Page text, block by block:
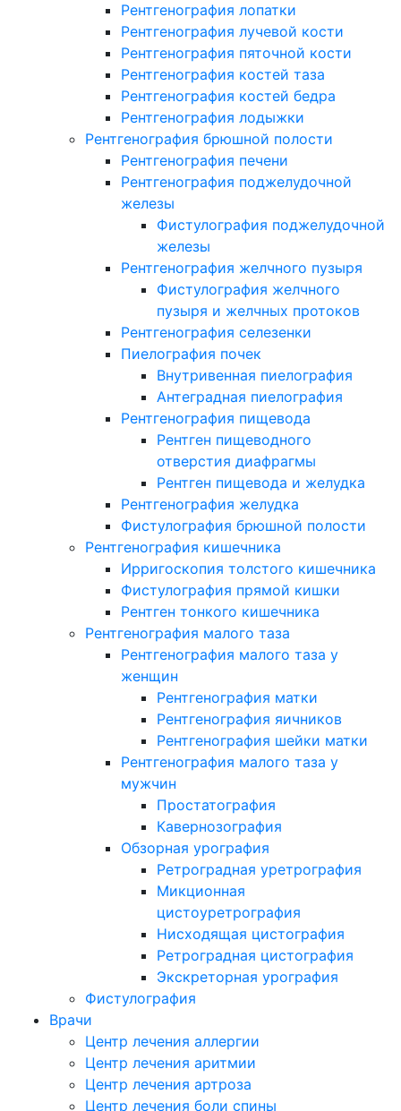
Рентгенография лопатки
Рентгенография лучевой кости
Рентгенография пяточной кости
Рентгенография костей таза
Рентгенография костей бедра
Рентгенография лодыжки
Рентгенография брюшной полости
Рентгенография печени
Рентгенография поджелудочной
железы
Фистулография поджелудочной
железы
Рентгенография желчного пузыря
Фистулография желчного
пузыря и желчных протоков
Рентгенография селезенки
Пиелография почек
Внутривенная пиелография
Антеградная пиелография
Рентгенография пищевода
Рентген пищеводного
отверстия диафрагмы
Рентген пищевода и желудка
Рентгенография желудка
Фистулография брюшной полости
Рентгенография кишечника
Ирригоскопия толстого кишечника
Фистулография прямой кишки
Рентген тонкого кишечника
Рентгенография малого таза
Рентгенография малого таза у
женщин
Рентгенография матки
Рентгенография яичников
Рентгенография шейки матки
Рентгенография малого таза у
мужчин
Простатография
Кавернозография
Обзорная урография
Ретроградная уретрография
Микционная
цистоуретрография
Нисходящая цистография
Ретроградная цистография
Экскреторная урография
Фистулография
Врачи
Центр лечения аллергии
Центр лечения аритмии
Центр лечения артроза
Центр лечения боли спины